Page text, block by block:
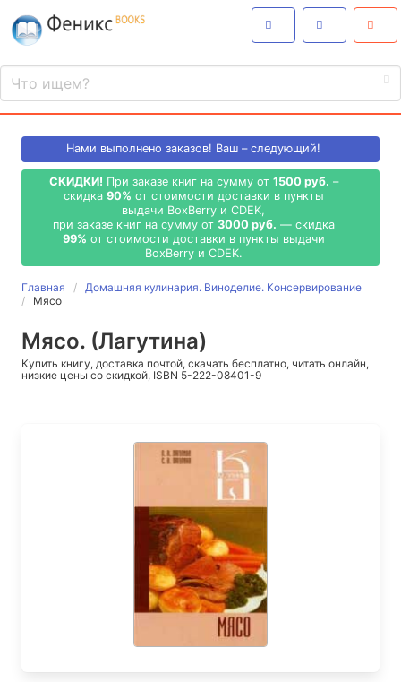
Нами выполнено заказов! Ваш – следующий!
СКИДКИ! При заказе книг на сумму от 1500 руб. –
скидка 90% от стоимости доставки в пункты
выдачи BoxBerry и CDEK,
при заказе книг на сумму от 3000 руб. — скидка
99% от стоимости доставки в пункты выдачи
BoxBerry и CDEK.
Главная
Домашняя кулинария. Виноделие. Консервирование
Мясо
Мясо. (Лагутина)
Купить книгу, доставка почтой, скачать бесплатно, читать онлайн,
низкие цены со скидкой, ISBN 5-222-08401-9